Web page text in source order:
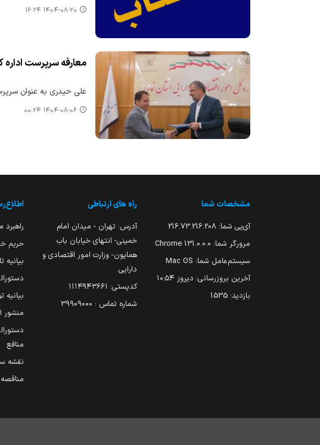
۱۴۰۴-۰۸-۲۰ ۱۶:۲۴
معارفه سرپرست اداره
علی حیدری به عنوان
۱۴۰۴-۰۸-۰۶ ۰۰:۲۴
مشخصات شما
آی‌پی شما: 216.73.216.208
مرورگر شما: 131.0.0.0 Chrome
سیستم‌عامل شما: Mac OS
آخرین بروزرسانی: دیروز ۱۰:۵۴
بازدید: 1535
راه های ارتباطی
آدرس: تهران - میدان امام
خمینی- انتهای خیابان باب
همایون- وزارت امور اقتصادی و
دارایی
کدپستی: ۱۱۱۴۹۴۳۶۶۱
شماره تماس : 39909000
راهبرد
حریم
بیانیه
منشور
منافع
نقشه